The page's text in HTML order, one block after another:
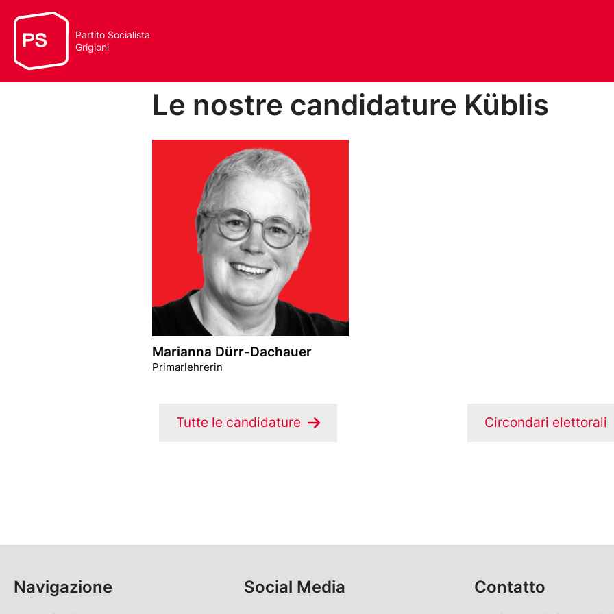
Partito Socialista
Grigioni
Le nostre candidature Küblis
Marianna Dürr-Dachauer
Primarlehrerin
Tutte le candidature Circondari elettorali
Navigazione Social Media Contatto